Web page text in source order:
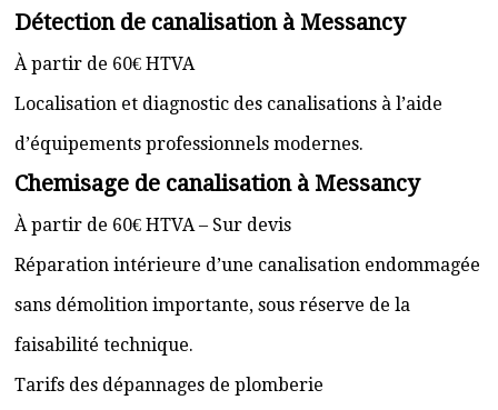
Détection de canalisation à Messancy
À partir de 60€ HTVA
Localisation et diagnostic des canalisations à l’aide
d’équipements professionnels modernes.
Chemisage de canalisation à Messancy
À partir de 60€ HTVA – Sur devis
Réparation intérieure d’une canalisation endommagée
sans démolition importante, sous réserve de la
faisabilité technique.
Tarifs des dépannages de plomberie